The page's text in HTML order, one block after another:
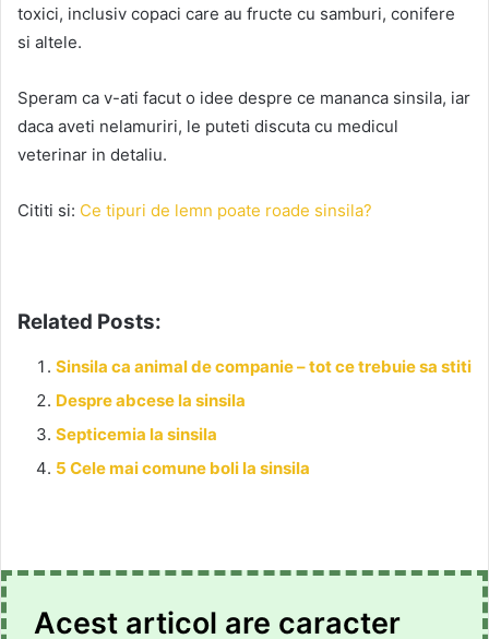
toxici, inclusiv copaci care au fructe cu samburi, conifere
si altele.
Speram ca v-ati facut o idee despre ce mananca sinsila, iar
daca aveti nelamuriri, le puteti discuta cu medicul
veterinar in detaliu.
Cititi si: Ce tipuri de lemn poate roade sinsila?
Related Posts:
Sinsila ca animal de companie – tot ce trebuie sa stiti
Despre abcese la sinsila
Septicemia la sinsila
5 Cele mai comune boli la sinsila
Acest articol are caracter